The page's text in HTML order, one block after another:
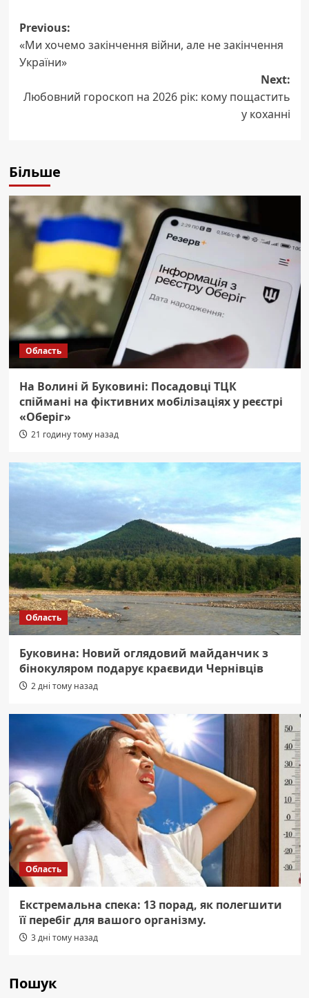
Post
navigation
Previous:
«Ми хочемо закінчення війни, але не закінчення
України»
Next:
Любовний гороскоп на 2026 рік: кому пощастить
у коханні
Більше
Область
На Волині й Буковині: Посадовці ТЦК
спіймані на фіктивних мобілізаціях у реєстрі
«Оберіг»
21 годину тому назад
Область
Буковина: Новий оглядовий майданчик з
бінокуляром подарує краєвиди Чернівців
2 дні тому назад
Область
Екстремальна спека: 13 порад, як полегшити
її перебіг для вашого організму.
3 дні тому назад
Пошук